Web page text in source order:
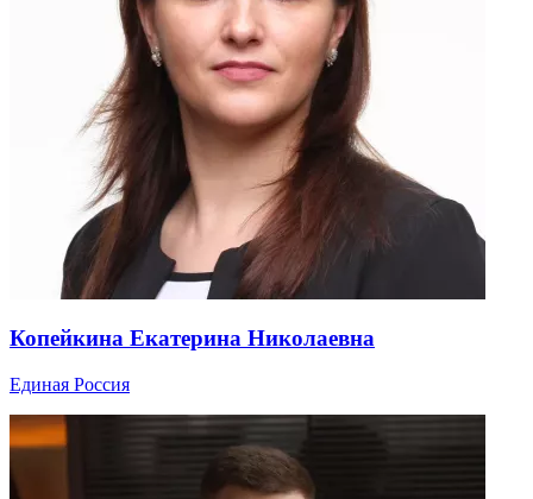
Копейкина Екатерина Николаевна
Единая Россия